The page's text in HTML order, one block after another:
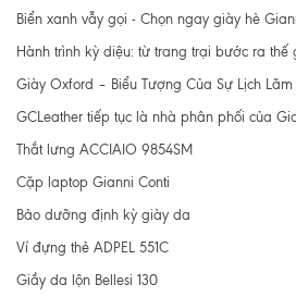
Biển xanh vẫy gọi - Chọn ngay giày hè
Hành trình kỳ diệu: từ trang trại bước ra thế
Giày Oxford – Biểu Tượng Của Sự Lịch Lãm
GCLeather tiếp tục là nhà phân phối của
Thắt lưng ACCIAIO 9854SM
Cặp laptop Gianni Conti
Bảo dưỡng định kỳ giày da
Ví đựng thẻ ADPEL 551C
Giầy da lộn Bellesi 130